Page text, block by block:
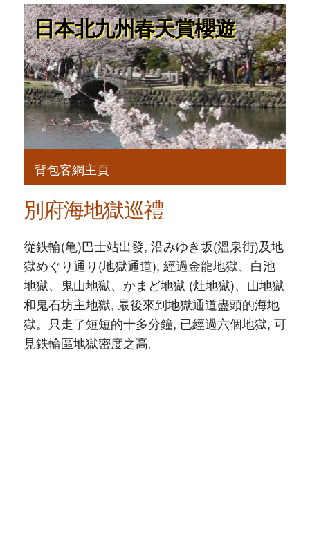
日本北九州春天賞櫻遊
背包客網主頁
別府海地獄巡禮
從鉄輪(亀)巴士站出發, 沿みゆき坂(溫泉街)及地
獄めぐり通り(地獄通道), 經過金龍地獄、白池
地獄、鬼山地獄、かまど地獄 (灶地獄)、山地獄
和鬼石坊主地獄, 最後來到地獄通道盡頭的海地
獄。只走了短短的十多分鐘, 已經過六個地獄, 可
見鉄輪區地獄密度之高。